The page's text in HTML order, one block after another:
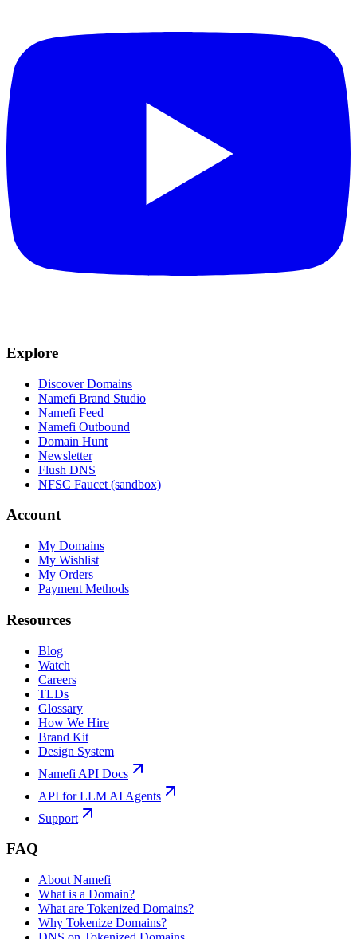
Explore
Discover Domains
Namefi Brand Studio
Namefi Feed
Namefi Outbound
Domain Hunt
Newsletter
Flush DNS
NFSC Faucet (sandbox)
Account
My Domains
My Wishlist
My Orders
Payment Methods
Resources
Blog
Watch
Careers
TLDs
Glossary
How We Hire
Brand Kit
Design System
Namefi API Docs
API for LLM AI Agents
Support
FAQ
About Namefi
What is a Domain?
What are Tokenized Domains?
Why Tokenize Domains?